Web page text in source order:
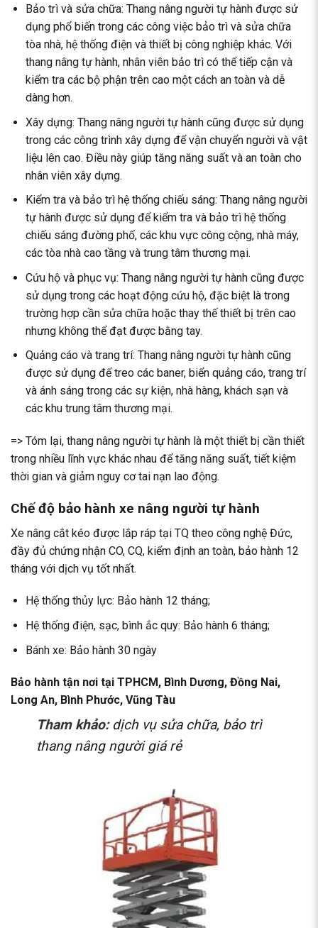
Bảo trì và sửa chữa: Thang nâng người tự hành được sử
dụng phổ biến trong các công việc bảo trì và sửa chữa
tòa nhà, hệ thống điện và thiết bị công nghiệp khác. Với
thang nâng tự hành, nhân viên bảo trì có thể tiếp cận và
kiểm tra các bộ phận trên cao một cách an toàn và dễ
dàng hơn.
Xây dựng: Thang nâng người tự hành cũng được sử dụng
trong các công trình xây dựng để vận chuyển người và vật
liệu lên cao. Điều này giúp tăng năng suất và an toàn cho
nhân viên xây dựng.
Kiểm tra và bảo trì hệ thống chiếu sáng: Thang nâng người
tự hành được sử dụng để kiểm tra và bảo trì hệ thống
chiếu sáng đường phố, các khu vực công cộng, nhà máy,
các tòa nhà cao tầng và trung tâm thương mại.
Cứu hộ và phục vụ: Thang nâng người tự hành cũng được
sử dụng trong các hoạt động cứu hộ, đặc biệt là trong
trường hợp cần sửa chữa hoặc thay thế thiết bị trên cao
nhưng không thể đạt được bằng tay.
Quảng cáo và trang trí: Thang nâng người tự hành cũng
được sử dụng để treo các baner, biển quảng cáo, trang trí
và ánh sáng trong các sự kiện, nhà hàng, khách sạn và
các khu trung tâm thương mại.
=> Tóm lại, thang nâng người tự hành là một thiết bị cần thiết
trong nhiều lĩnh vực khác nhau để tăng năng suất, tiết kiệm
thời gian và giảm nguy cơ tai nạn lao động.
Chế độ bảo hành xe nâng người tự hành
Xe nâng cắt kéo được lắp ráp tại TQ theo công nghệ Đức,
đầy đủ chứng nhận CO, CQ, kiểm định an toàn, bảo hành 12
tháng với dịch vụ tốt nhất.
Hệ thống thủy lực: Bảo hành 12 tháng;
Hệ thống điện, sạc, bình ắc quy: Bảo hành 6 tháng;
Bánh xe: Bảo hành 30 ngày
Bảo hành tận nơi tại TPHCM, Bình Dương, Đồng Nai,
Long An, Bình Phước, Vũng Tàu
Tham khảo: dịch vụ sửa chữa, bảo trì
thang nâng người giá rẻ